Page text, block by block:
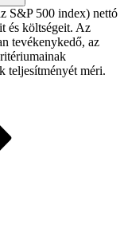
S&P 500 index) nettó
és költségeit. Az
tevékenykedő, az
teljesítményét méri.